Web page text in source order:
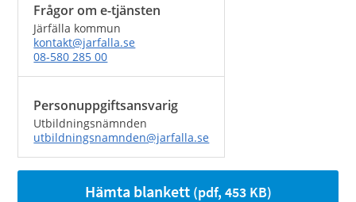
Frågor om e-tjänsten
Järfälla kommun
kontakt@jarfalla.se
08-580 285 00
Personuppgiftsansvarig
Utbildningsnämnden
utbildningsnamnden@jarfalla.se
Hämta blankett(pdf, 453 KB)